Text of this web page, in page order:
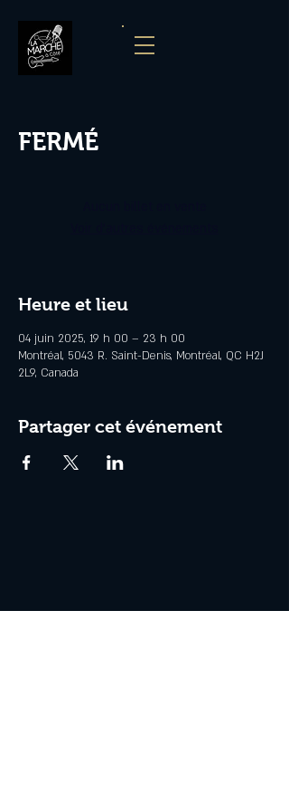
FERMÉ
Heure et lieu
04 juin 2025, 19 h 00 – 23 h 00
Montréal, 5043 R. Saint-Denis, Montréal, QC H2J
2L9, Canada
Partager cet événement